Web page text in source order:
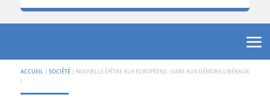
ACCUEIL | SOCIÉTÉ| NOUVELLE ÉPÎTRE AUX EUROPÉENS : GARE AUX DÉMONS LIBÉRAUX
!